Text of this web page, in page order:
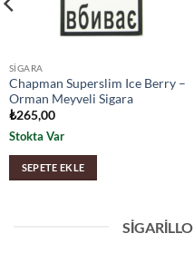
SIGARA
Chapman Superslim Ice Berry –
Orman Meyveli Sigara
₺265,00
Stokta Var
SEPETE EKLE
SIGARILLO